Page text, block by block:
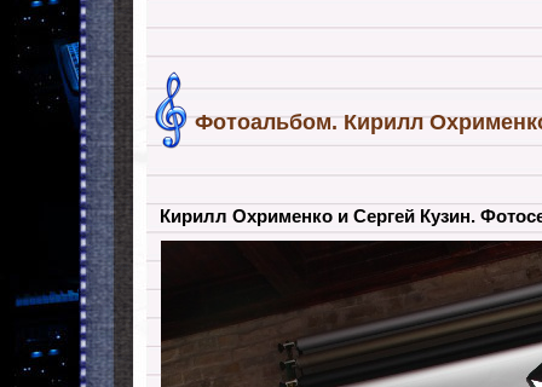
Фотоальбом. Кирилл
Кирилл Охрименко и Сергей Кузин.